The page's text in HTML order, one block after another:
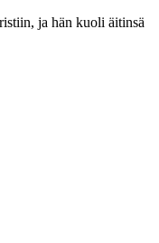
ja hän kuoli äitinsä